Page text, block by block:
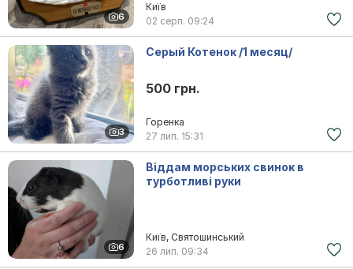
6
Київ
02 серп. 09:24
3
Серый Котенок /1 месяц/
500 грн.
Горенка
27 лип. 15:31
6
Віддам морських свинок в
турботливі руки
Київ, Святошинський
26 лип. 09:34